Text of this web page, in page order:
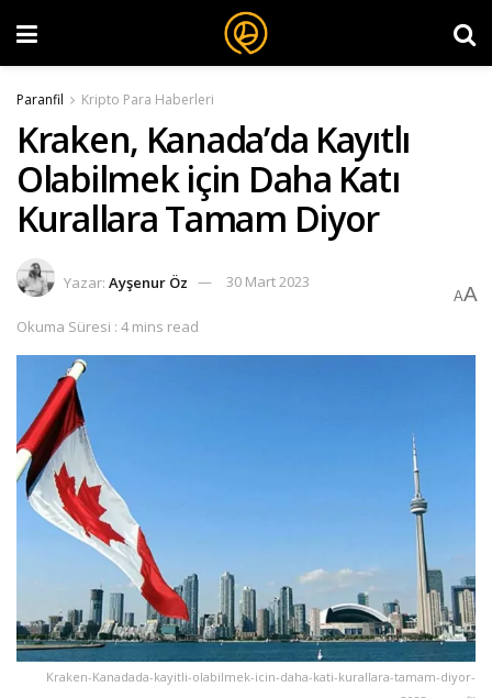
Paranfil Kripto Para Haberleri
Kraken, Kanada’da Kayıtlı
Olabilmek için Daha Katı
Kurallara Tamam Diyor
Yazar: Ayşenur Öz 30 Mart 2023
Okuma Süresi : 4 mins read
AA
Kraken-Kanadada-kayitli-olabilmek-icin-daha-kati-kurallara-tamam-diyor-